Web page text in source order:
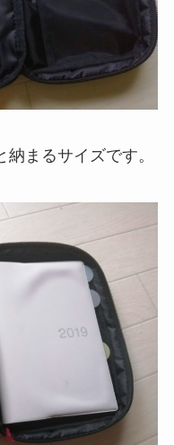
まるサイズです。